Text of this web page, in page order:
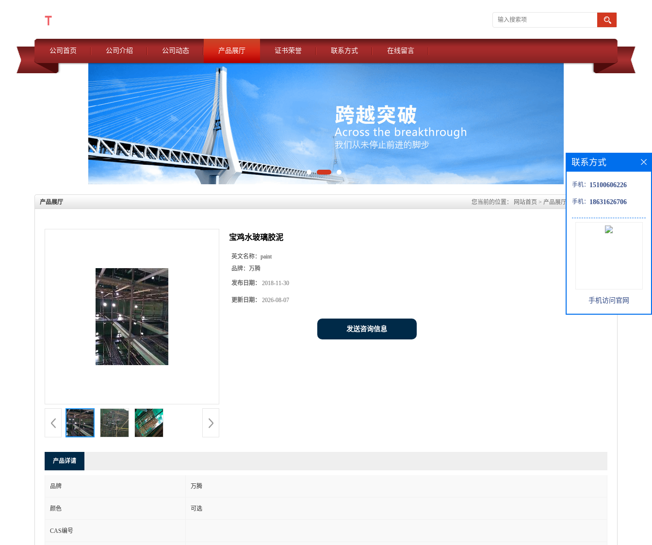
公司首页 公司介绍 公司动态 产品展厅 证书荣誉 联系方式 在线留言
产品展厅 您当前的位置： 网站首页 > 产品展厅 宝鸡水玻璃胶泥
宝鸡水玻璃胶泥
英文名称： paint
品牌： 万腾
发布日期： 2018-11-30
更新日期： 2026-08-07
发送咨询信息
产品详请
品牌 万腾
颜色 可选
CAS编号
联系方式
手机： 15100606226
手机： 18631626706
手机访问官网